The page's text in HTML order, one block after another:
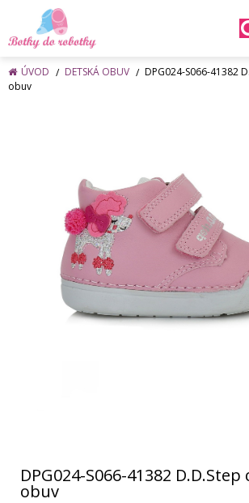
ÚVOD DETSKÁ OBUV
DPG024-S066-41382
obuv
DPG024-S066-41382
obuv